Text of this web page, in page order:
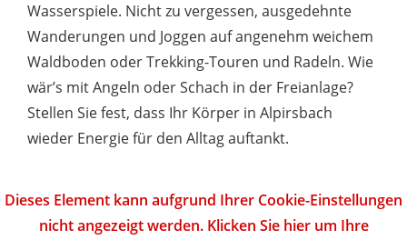
Wasserspiele. Nicht zu vergessen, ausgedehnte
Wanderungen und Joggen auf angenehm weichem
Waldboden oder Trekking-Touren und Radeln. Wie
wär’s mit Angeln oder Schach in der Freianlage?
Stellen Sie fest, dass Ihr Körper in Alpirsbach
wieder Energie für den Alltag auftankt.
Dieses Element kann aufgrund Ihrer Cookie-Einstellungen
nicht angezeigt werden. Klicken Sie hier um Ihre